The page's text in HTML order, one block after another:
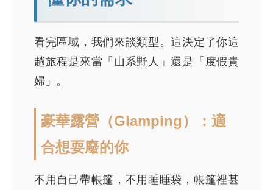
看完區域，我們來談類型。這決定了你這
趟旅程是來當「山系野人」還是「度假貴
婦」。
豪華露營（Glamping）：適
合想耍廢的你
不用自己帶帳篷，不用睡睡袋，帳篷裡甚